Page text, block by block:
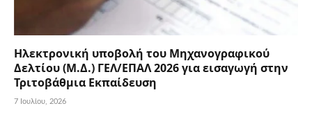
Ηλεκτρονική υποβολή του Μηχανογραφικού
Δελτίου (Μ.Δ.) ΓΕΛ/ΕΠΑΛ 2026 για εισαγωγή στην
Τριτοβάθμια Εκπαίδευση
7 Ιουλίου, 2026